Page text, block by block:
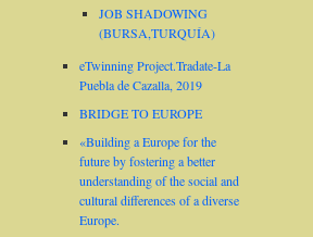
JOB SHADOWING
(BURSA,TURQUÍA)
eTwinning Project.Tradate-La
Puebla de Cazalla, 2019
BRIDGE TO EUROPE
«Building a Europe for the
future by fostering a better
understanding of the social and
cultural differences of a diverse
Europe.